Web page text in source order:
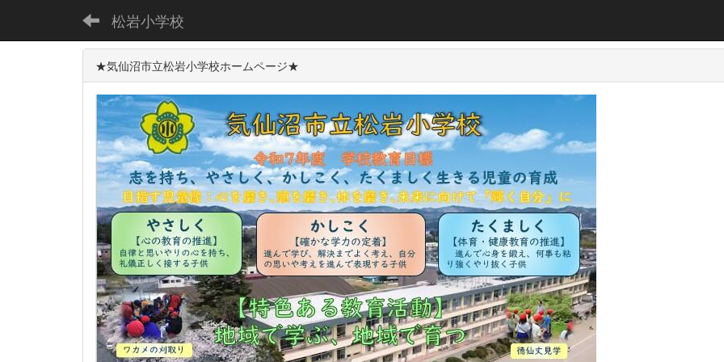
松岩小学校
★気仙沼市立松岩小学校ホームページ★